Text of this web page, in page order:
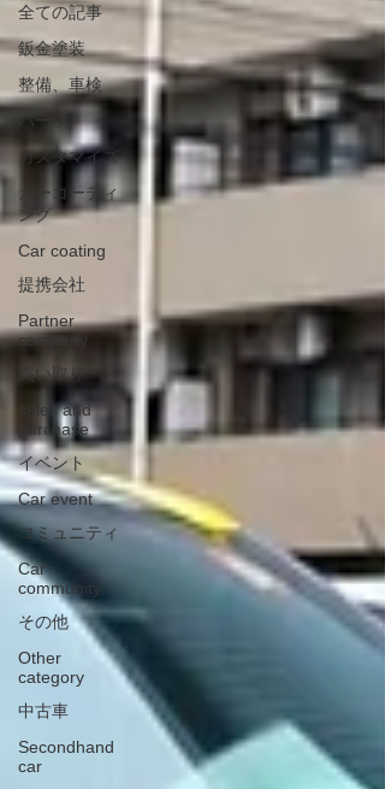
全ての記事
鈑金塗装
整備、車検
パーツ
カスタマイズ
カーコーティ
ング
Car coating
提携会社
Partner
company
買い取り
sales and
purchase
イベント
Car event
コミュニティ
Car
community
その他
Other
category
中古車
Secondhand
car